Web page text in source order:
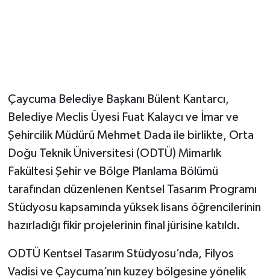
Çaycuma Belediye Başkanı Bülent Kantarcı,
Belediye Meclis Üyesi Fuat Kalaycı ve İmar ve
Şehircilik Müdürü Mehmet Dada ile birlikte, Orta
Doğu Teknik Üniversitesi (ODTÜ) Mimarlık
Fakültesi Şehir ve Bölge Planlama Bölümü
tarafından düzenlenen Kentsel Tasarım Programı
Stüdyosu kapsamında yüksek lisans öğrencilerinin
hazırladığı fikir projelerinin final jürisine katıldı.
ODTÜ Kentsel Tasarım Stüdyosu’nda, Filyos
Vadisi ve Çaycuma’nın kuzey bölgesine yönelik
Sonsöz Özel
Spor
Vasıta
Yaşam